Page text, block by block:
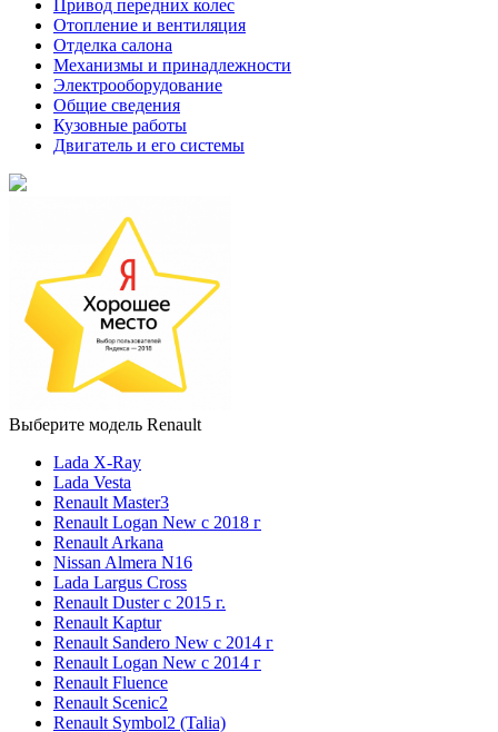
Привод передних колес
Отопление и вентиляция
Отделка салона
Механизмы и принадлежности
Электрооборудование
Общие сведения
Кузовные работы
Двигатель и его системы
Выберите модель Renault
Lada X-Ray
Lada Vesta
Renault Master3
Renault Logan New с 2018 г
Renault Arkana
Nissan Almera N16
Lada Largus Cross
Renault Duster с 2015 г.
Renault Kaptur
Renault Sandero New с 2014 г
Renault Logan New с 2014 г
Renault Fluence
Renault Scenic2
Renault Symbol2 (Talia)